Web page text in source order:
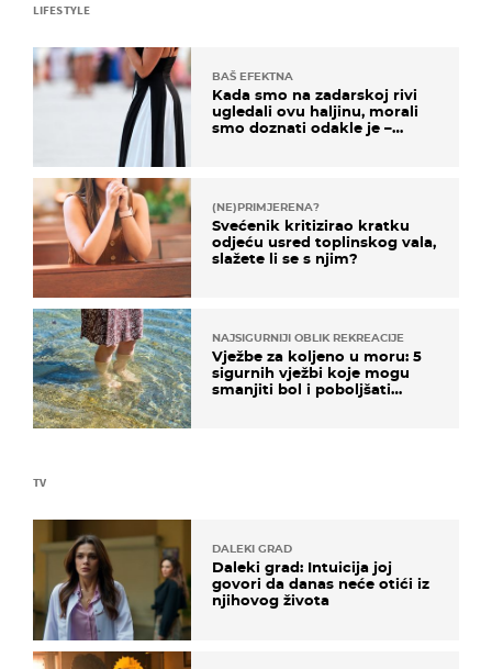
TV
DALEKI GRAD
Daleki grad: Intuicija joj
govori da danas neće otići iz
njihovog života
LIFESTYLE
BAŠ EFEKTNA
Kada smo na zadarskoj rivi
ugledali ovu haljinu, morali
smo doznati odakle je –
(NE)PRIMJERENA?
Svećenik kritizirao kratku
odjeću usred toplinskog vala,
slažete li se s njim?
NAJSIGURNIJI OBLIK REKREACIJE
Vježbe za koljeno u moru: 5
sigurnih vježbi koje mogu
smanjiti bol i poboljšati